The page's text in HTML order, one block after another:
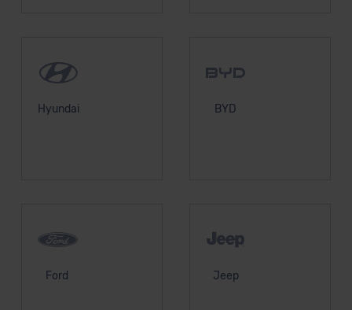
Hyundai BYD
Ford Jeep